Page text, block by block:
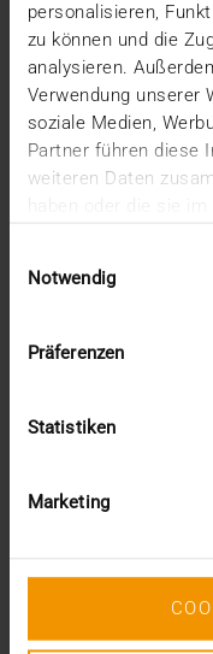
personalisieren,
zu können und die
analysieren.
Verwendung unserer
soziale Medien,
Partner führen diese
weiteren Daten
Notwendig
Präferenzen
Statistiken
Marketing
COLONNE
09.01.2025
domaine de la
VISUS HEALTH IT